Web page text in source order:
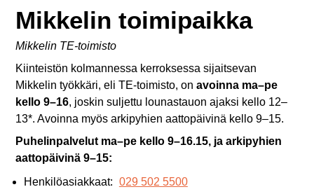
Mikkelin toimipaikka
Mikkelin TE-toimisto
Kiinteistön kolmannessa kerroksessa sijaitsevan
Mikkelin työkkäri, eli TE-toimisto, on avoinna ma–pe
kello 9–16, joskin suljettu lounastauon ajaksi kello 12–
13*. Avoinna myös arkipyhien aattopäivinä kello 9–15.
Puhelinpalvelut ma–pe kello 9–16.15, ja arkipyhien
aattopäivinä 9–15:
Henkilöasiakkaat: 029 502 5500